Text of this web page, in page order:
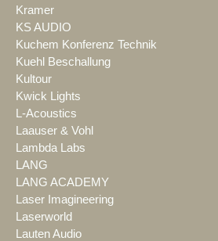
Kramer
KS AUDIO
Kuchem Konferenz Technik
Kuehl Beschallung
Kultour
Kwick Lights
L-Acoustics
Laauser & Vohl
Lambda Labs
LANG
LANG ACADEMY
Laser Imagineering
Laserworld
Lauten Audio